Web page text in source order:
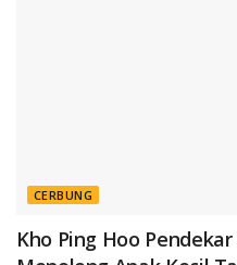
CERBUNG
Kho Ping Hoo